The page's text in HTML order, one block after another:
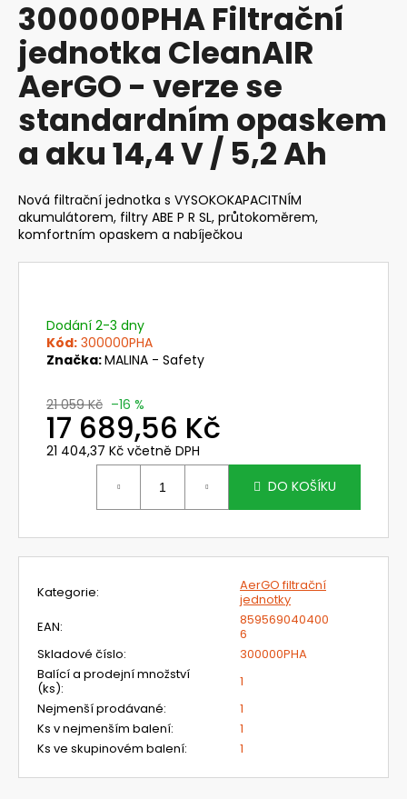
produktu
je
0,0
5
hvězdiček.
300000PHA Filtrační
jednotka CleanAIR
AerGO - verze se
standardním opaskem
a aku 14,4 V / 5,2 Ah
Nová filtrační jednotka s VYSOKOKAPACITNÍM
akumulátorem, filtry ABE P R SL, průtokoměrem,
komfortním opaskem a nabíječkou
Dodání 2-3 dny
Kód: 300000PHA
Značka:MALINA - Safety
21 059 Kč –16 %
17 689,56 Kč
21 404,37 Kč včetně DPH
DO KOŠÍKU
Kategorie:
AerGO filtrační
jednotky
EAN:
859569040400
6
Skladové číslo:
300000PHA
Balící a prodejní množství
(ks):
1
Nejmenší prodávané:
1
Ks v nejmenším balení:
1
Ks ve skupinovém balení: 1
a
j
í
t
?
HLEDAT
720392.51
UNIVERZÁLNÍ
ŠTÍT
TEXTILNÍM
OBLIČEJOVÝM
TĚSNĚNÍM,VÁLCOVÝM
ZORNÍKEM
PĚTIBODOVÝM